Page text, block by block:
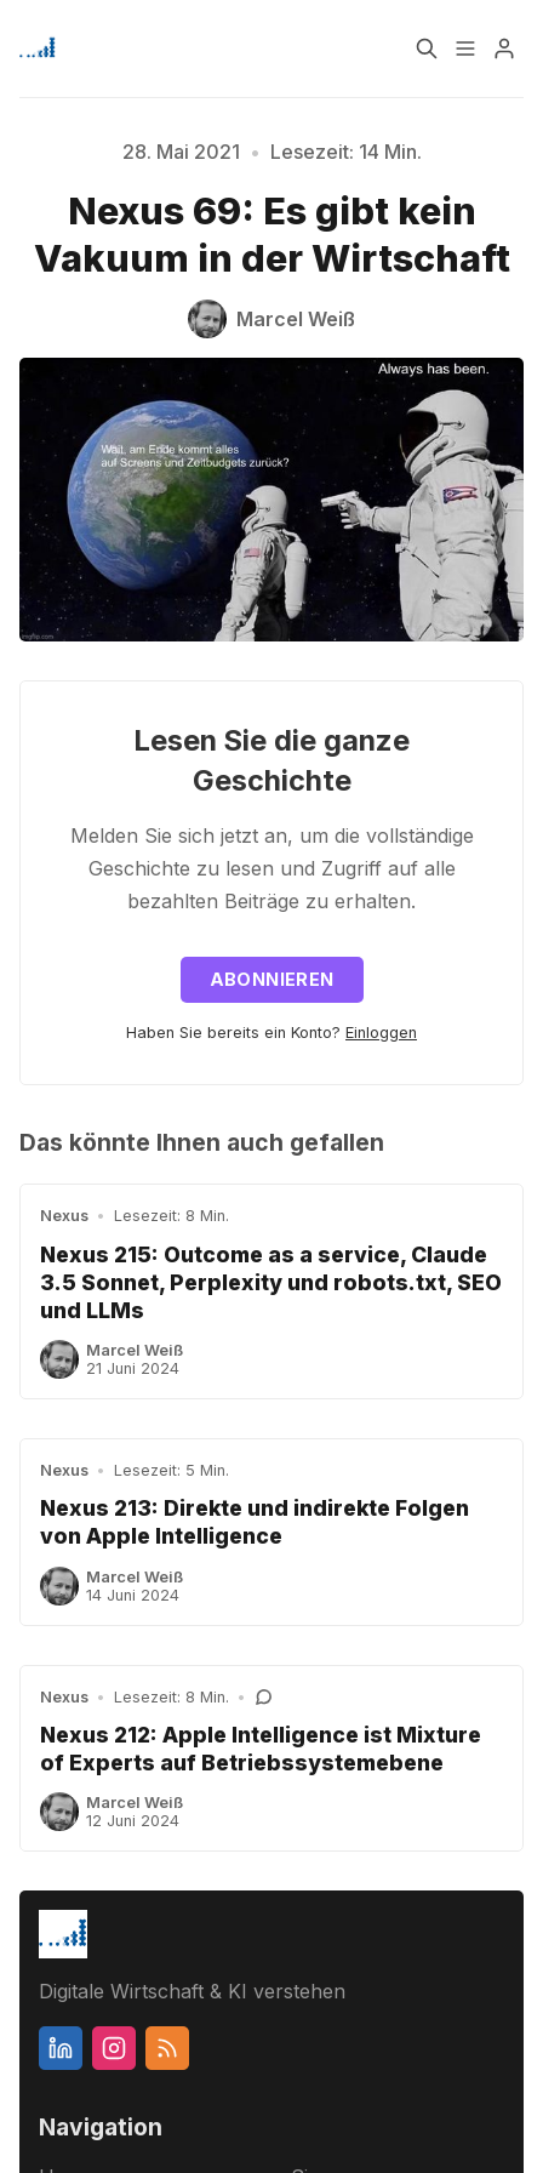
Über
Signup
28. Mai 2021 • Lesezeit: 14 Min.
Nexus 69: Es gibt kein
Vakuum in der Wirtschaft
Marcel Weiß
Lesen Sie die ganze
Geschichte
Melden Sie sich jetzt an, um die vollständige
Geschichte zu lesen und Zugriff auf alle
bezahlten Beiträge zu erhalten.
ABONNIEREN
Haben Sie bereits ein Konto? Einloggen
Das könnte Ihnen auch gefallen
Nexus • Lesezeit: 8 Min.
Nexus 215: Outcome as a service, Claude
3.5 Sonnet, Perplexity und robots.txt, SEO
und LLMs
Marcel Weiß
21 Juni 2024
Nexus • Lesezeit: 5 Min.
Nexus 213: Direkte und indirekte Folgen
von Apple Intelligence
Marcel Weiß
14 Juni 2024
Nexus • Lesezeit: 8 Min. •
Nexus 212: Apple Intelligence ist Mixture
of Experts auf Betriebssystemebene
Marcel Weiß
12 Juni 2024
Digitale Wirtschaft & KI verstehen
Navigation